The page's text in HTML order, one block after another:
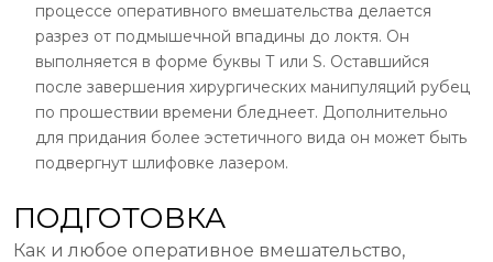
процессе оперативного вмешательства делается
разрез от подмышечной впадины до локтя. Он
выполняется в форме буквы Т или S. Оставшийся
после завершения хирургических манипуляций рубец
по прошествии времени бледнеет. Дополнительно
для придания более эстетичного вида он может быть
подвергнут шлифовке лазером.
ПОДГОТОВКА
Как и любое оперативное вмешательство,